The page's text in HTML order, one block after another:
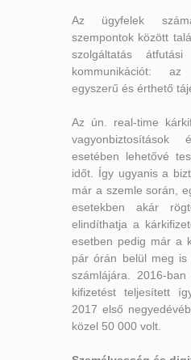
Az ügyfelek
szempontok között
szolgáltatás
kommunikációt:
egyszerű és érthető
Az ún. real-time
vagyonbiztosítások
esetében lehetővé
időt. Így ugyanis a
már a szemle során,
esetekben akár
elindíthatja a
esetben pedig már a
pár órán belül meg is
számlájára. 2016-
kifizetést teljesített
2017 első
közel 50 000 volt.